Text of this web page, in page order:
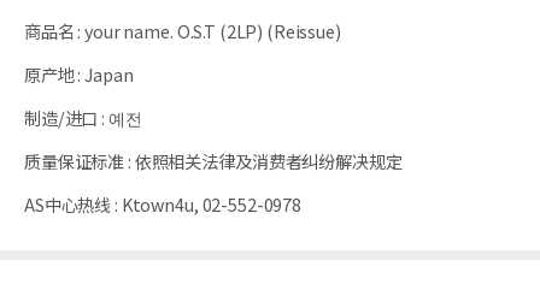
商品名:your name. O.S.T (2LP) (Reissue)
原产地:Japan
制造/进口 :예전
质量保证标准 :依照相关法律及消费者纠纷解决规定
AS中心热线 : Ktown4u, 02-552-0978